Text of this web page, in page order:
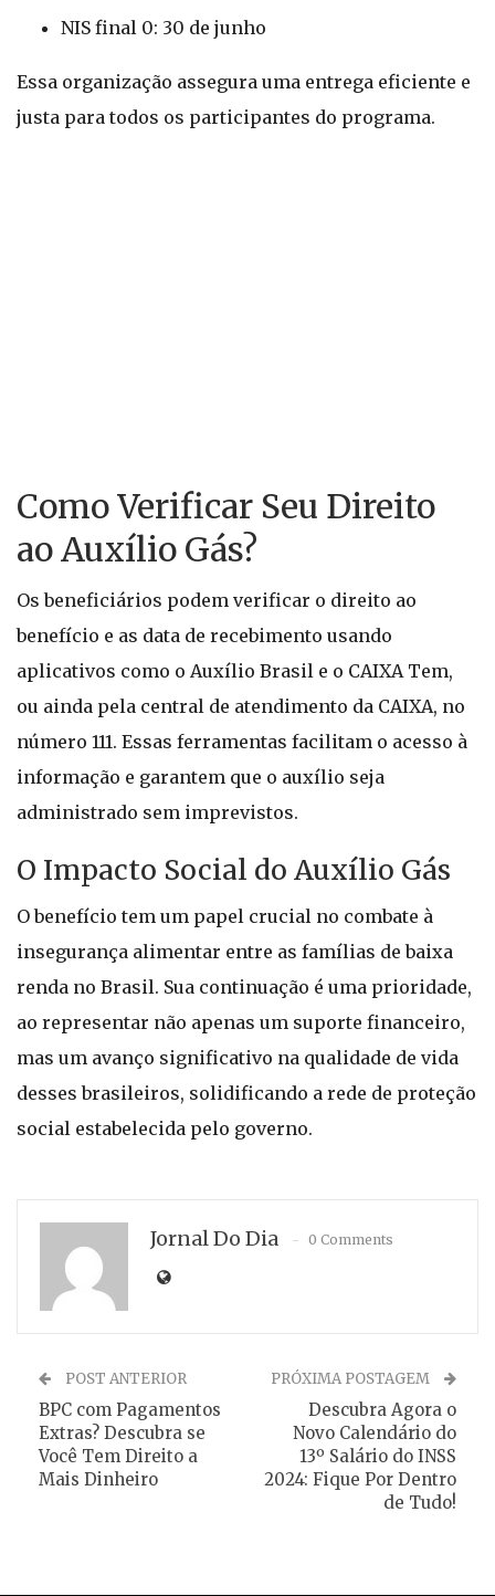
NIS final 0: 30 de junho
Essa organização assegura uma entrega eficiente e
justa para todos os participantes do programa.
Como Verificar Seu Direito
ao Auxílio Gás?
Os beneficiários podem verificar o direito ao
benefício e as data de recebimento usando
aplicativos como o Auxílio Brasil e o CAIXA Tem,
ou ainda pela central de atendimento da CAIXA, no
número 111. Essas ferramentas facilitam o acesso à
informação e garantem que o auxílio seja
administrado sem imprevistos.
O Impacto Social do Auxílio Gás
O benefício tem um papel crucial no combate à
insegurança alimentar entre as famílias de baixa
renda no Brasil. Sua continuação é uma prioridade,
ao representar não apenas um suporte financeiro,
mas um avanço significativo na qualidade de vida
desses brasileiros, solidificando a rede de proteção
social estabelecida pelo governo.
Jornal Do Dia 0 Comments
POST ANTERIOR
BPC com Pagamentos
Extras? Descubra se
Você Tem Direito a
Mais Dinheiro
PRÓXIMA POSTAGEM
Descubra Agora o
Novo Calendário do
13º Salário do INSS
2024: Fique Por Dentro
de Tudo!